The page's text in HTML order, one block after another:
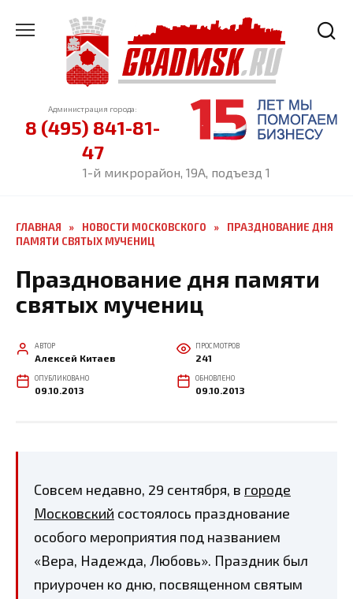
содержанию
Администрация города:
8 (495) 841-81-
47
1-й микрорайон, 19А, подъезд 1
ГЛАВНАЯ » НОВОСТИ МОСКОВСКОГО »
ПРАЗДНОВАНИЕ ДНЯ
ПАМЯТИ СВЯТЫХ МУЧЕНИЦ
Празднование дня памяти
святых мучениц
АВТОР
Алексей Китаев
ПРОСМОТРОВ
241
ОПУБЛИКОВАНО
09.10.2013
ОБНОВЛЕНО
09.10.2013
Совсем недавно, 29 сентября, в городе
Московский состоялось празднование
особого мероприятия под названием
«Вера, Надежда, Любовь». Праздник был
приурочен ко дню, посвященном святым